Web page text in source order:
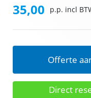
35,00 p.p. incl
Offerte
Direct